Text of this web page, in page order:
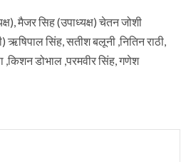
मैजर सिह (उपाध्यक्ष) चेतन जोशी
सिंह, सतीश बलूनी ,नितिन राठी,
,किशन डोभाल ,परमवीर सिंह, गणेश